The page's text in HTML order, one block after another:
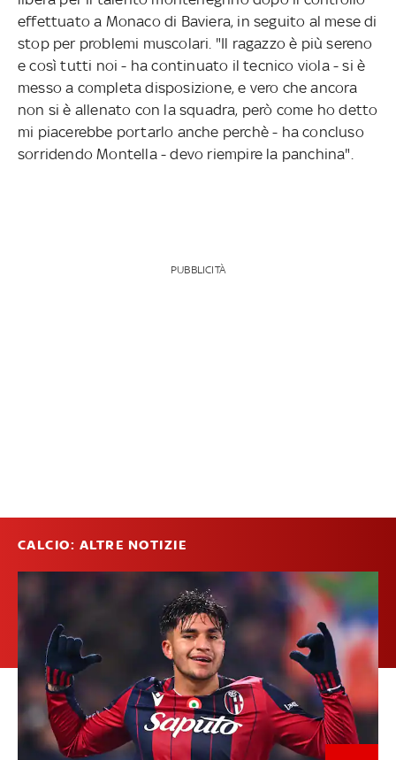
effettuato a Monaco di Baviera, in seguito al mese di
stop per problemi muscolari. "Il ragazzo è più sereno
e così tutti noi - ha continuato il tecnico viola - si è
messo a completa disposizione, e vero che ancora
non si è allenato con la squadra, però come ho detto
mi piacerebbe portarlo anche perchè - ha concluso
sorridendo Montella - devo riempire la panchina".
PUBBLICITÀ
CALCIO: ALTRE NOTIZIE